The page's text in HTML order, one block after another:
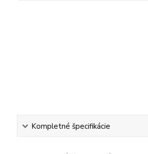
Kompletné špecifikácie